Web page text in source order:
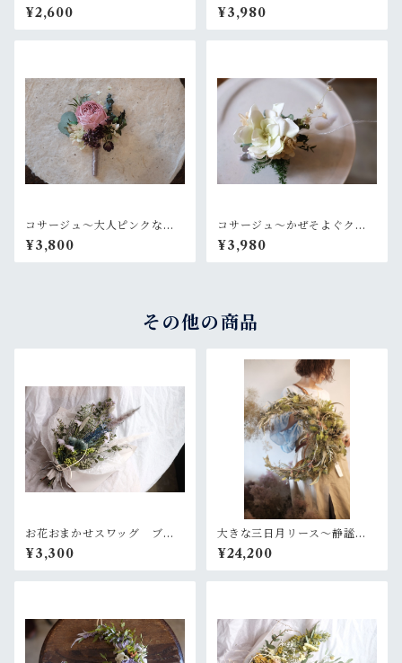
¥2,600 ¥3,980
コサージュ〜大人ピンクなロ
ーズ
¥3,800
コサージュ〜かぜそよぐクチ
ナシ
¥3,980
その他の商品
お花おまかせスワッグ ブル
ー×グリーン系
¥3,300
大きな三日月リース〜静謐な
月
¥24,200